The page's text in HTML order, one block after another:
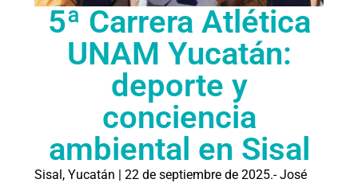
5ª Carrera Atlética
UNAM Yucatán:
deporte y
conciencia
ambiental en Sisal
Sisal, Yucatán | 22 de septiembre de 2025.- José